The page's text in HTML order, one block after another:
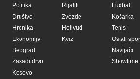
Politika
Društvo
Hronika
Ekonomija
Beograd
Zasadi drvo
Kosovo
Rijaliti
Zvezde
Holivud
Kviz
Fudbal
Košarka
Tenis
Ostali
Navijači
Showtime